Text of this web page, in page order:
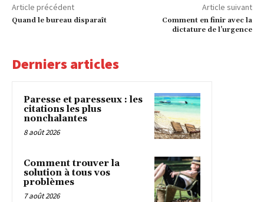
Article précédent
Quand le bureau disparaît
Article suivant
Comment en finir avec la
dictature de l’urgence
Derniers articles
Paresse et paresseux : les
citations les plus
nonchalantes
8 août 2026
Comment trouver la
solution à tous vos
problèmes
7 août 2026